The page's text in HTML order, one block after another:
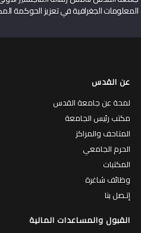
المعلومات الجغرافية في تعزيز الحوكمة
عن القدس
لمحة عن جامعة القدس
مكتب رئيس الجامعة
المتاحف والمراكز
الحرم الجامعي
المكتبات
وظائف شاغرة
إتـصل بنا
القبول والمساعدات المالية